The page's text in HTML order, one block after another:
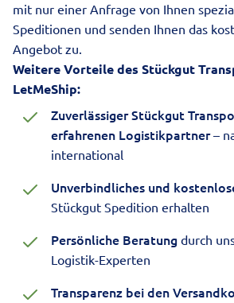
mit nur einer Anfrage von Ihnen
Speditionen und senden Ihnen das
Angebot zu.
Weitere Vorteile des Stückgut
LetMeShip:
Zuverlässiger Stückgut
erfahrenen Logistikpartner–
international
Unverbindliches und
Stückgut Spedition erhalten
Persönliche Beratung durch
Logistik-Experten
Transparenz bei den